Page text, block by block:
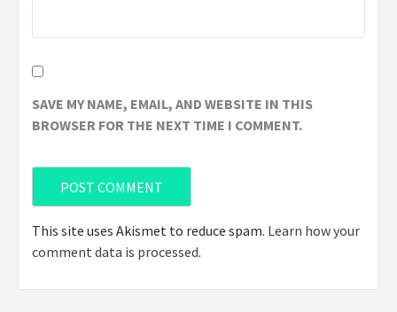
SAVE MY NAME, EMAIL, AND WEBSITE IN THIS
BROWSER FOR THE NEXT TIME I COMMENT.
This site uses Akismet to reduce spam. Learn how your
comment data is processed.